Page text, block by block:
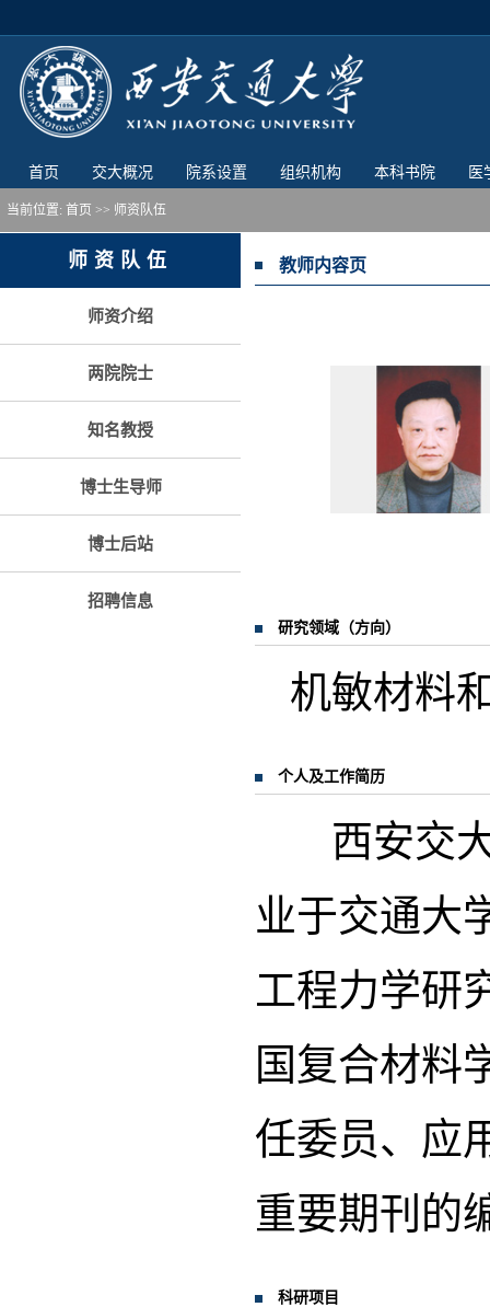
首页 交大概况 院系设置 组织机构 本科书院 医
当前位置: 首页 >> 师资队伍
师资队伍
师资介绍
两院院士
知名教授
博士生导师
博士后站
招聘信息
教师内容页
研究领域（方向）
机敏材料
个人及工作简历
西安交
业于交通大
工程力学研
国复合材料
任委员、应
重要期刊的
科研项目